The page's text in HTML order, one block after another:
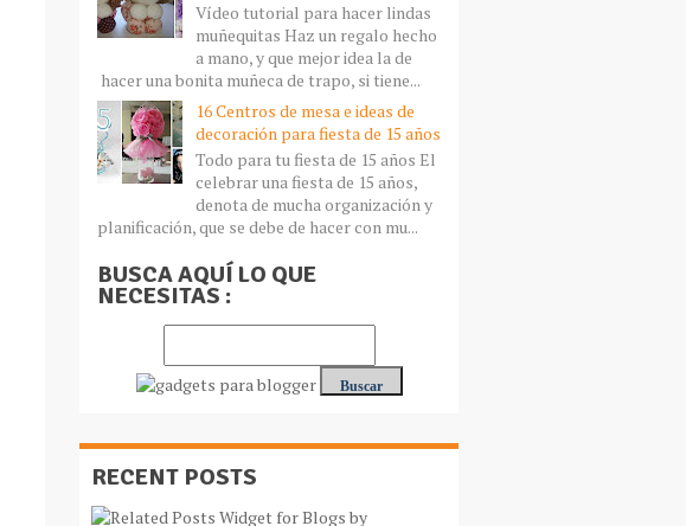
Vídeo tutorial para hacer lindas
muñequitas Haz un regalo hecho
a mano, y que mejor idea la de
hacer una bonita muñeca de trapo, si tiene...
16 Centros de mesa e ideas de
decoración para fiesta de 15 años
Todo para tu fiesta de 15 años El
celebrar una fiesta de 15 años,
denota de mucha organización y
planificación, que se debe de hacer con mu...
BUSCA AQUÍ LO QUE
NECESITAS :
RECENT POSTS